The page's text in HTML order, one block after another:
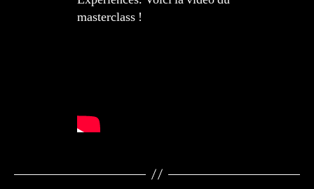
masterclass !